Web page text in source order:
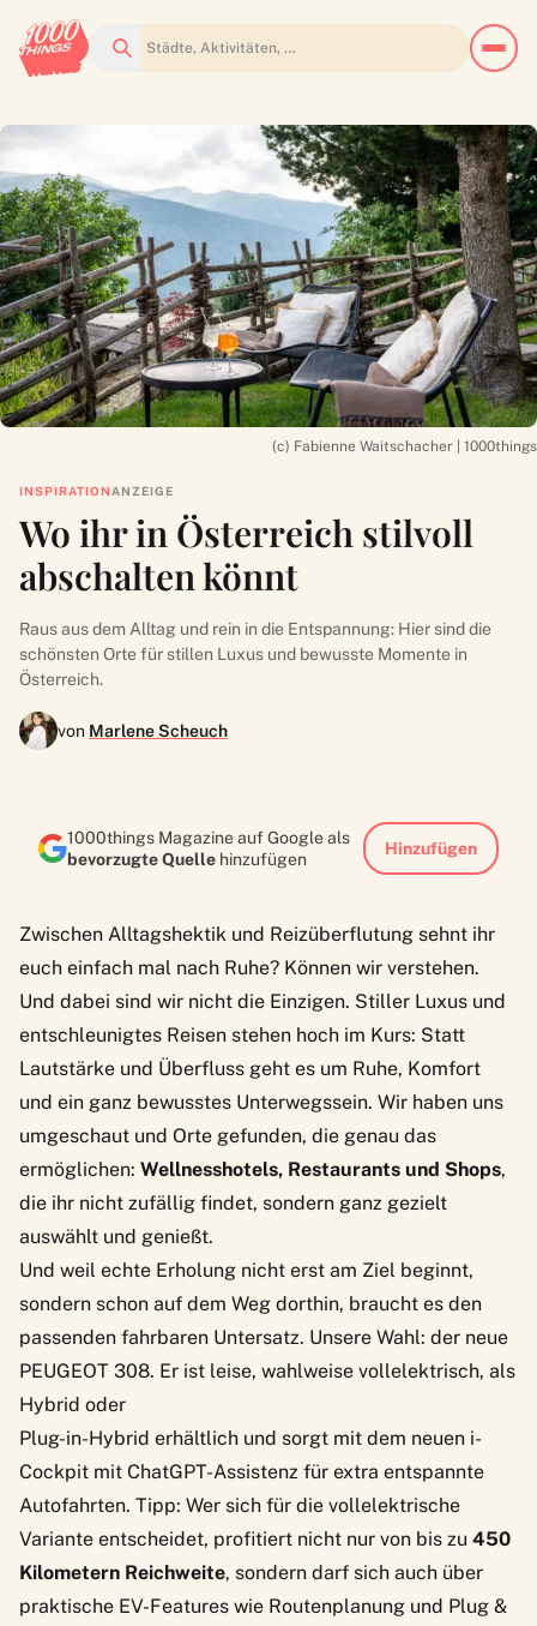
Suchen
(c) Fabienne Waitschacher | 1000things
INSPIRATION ANZEIGE
Wo ihr in Österreich stilvoll
abschalten könnt
Raus aus dem Alltag und rein in die Entspannung: Hier sind die
schönsten Orte für stillen Luxus und bewusste Momente in
Österreich.
von Marlene Scheuch
1000things Magazine auf Google als
bevorzugte Quelle hinzufügen
Hinzufügen
Zwischen Alltagshektik und Reizüberflutung sehnt ihr
euch einfach mal nach Ruhe? Können wir verstehen.
Und dabei sind wir nicht die Einzigen. Stiller Luxus und
entschleunigtes Reisen stehen hoch im Kurs: Statt
Lautstärke und Überfluss geht es um Ruhe, Komfort
und ein ganz bewusstes Unterwegssein. Wir haben uns
umgeschaut und Orte gefunden, die genau das
ermöglichen: Wellnesshotels, Restaurants und Shops,
die ihr nicht zufällig findet, sondern ganz gezielt
auswählt und genießt.
Und weil echte Erholung nicht erst am Ziel beginnt,
sondern schon auf dem Weg dorthin, braucht es den
passenden fahrbaren Untersatz. Unsere Wahl: der neue
PEUGEOT 308. Er ist leise, wahlweise vollelektrisch, als
Hybrid oder
Plug-in-Hybrid erhältlich und sorgt mit dem neuen i-
Cockpit mit ChatGPT-Assistenz für extra entspannte
Autofahrten. Tipp: Wer sich für die vollelektrische
Variante entscheidet, profitiert nicht nur von bis zu 450
Kilometern Reichweite, sondern darf sich auch über
praktische EV-Features wie Routenplanung und Plug &